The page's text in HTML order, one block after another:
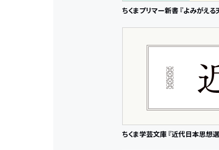
ちくまプリマー新書 『よみがえる
ちくま学芸文庫 『近代日本思想